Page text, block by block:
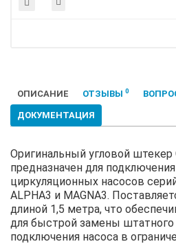
ОПИСАНИЕ ОТЗЫВЫ 0
ДОКУМЕНТАЦИЯ
Оригинальный угловой штекер
предназначен для
циркуляционных насосов
ALPHA3 и MAGNA3.
длиной 1,5 метра, что
для быстрой замены штатного
подключения насоса в